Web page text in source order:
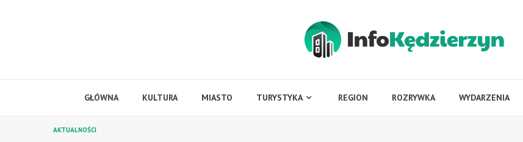
GŁÓWNA KULTURA MIASTO TURYSTYKA REGION ROZRYWKA WYDARZENIA
AKTUALNOŚCI